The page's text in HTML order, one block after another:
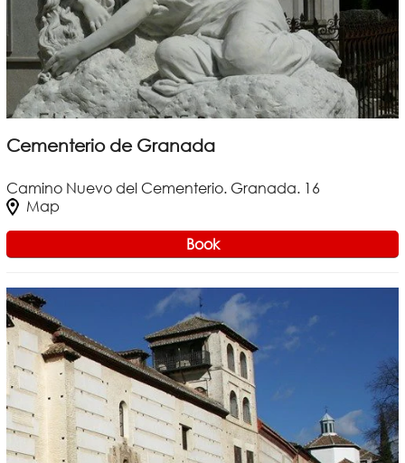
Cementerio de Granada
Camino Nuevo del Cementerio. Granada. 16
Map
Book